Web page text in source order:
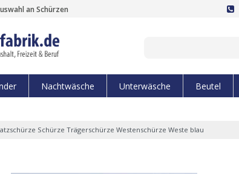
an Schürzen
Nachtwäsche Unterwäsche Beutel
Schürze Trägerschürze Westenschürze Weste blau